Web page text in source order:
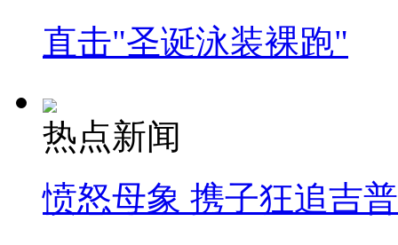
直击"圣诞泳装裸跑"
热点新闻
愤怒母象 携子狂追吉